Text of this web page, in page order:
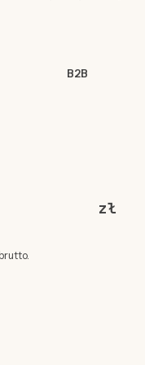
B2B
zł